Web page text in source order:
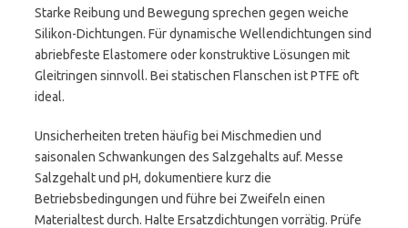
Starke Reibung und Bewegung sprechen gegen weiche
Silikon-Dichtungen. Für dynamische Wellendichtungen sind
abriebfeste Elastomere oder konstruktive Lösungen mit
Gleitringen sinnvoll. Bei statischen Flanschen ist PTFE oft
ideal.
Unsicherheiten treten häufig bei Mischmedien und
saisonalen Schwankungen des Salzgehalts auf. Messe
Salzgehalt und pH, dokumentiere kurz die
Betriebsbedingungen und führe bei Zweifeln einen
Materialtest durch. Halte Ersatzdichtungen vorrätig. Prüfe